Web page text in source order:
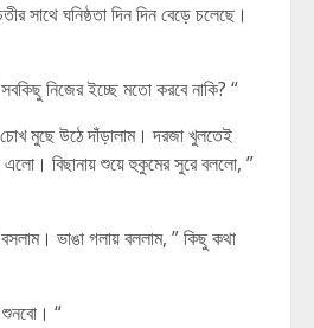
সাথে ঘনিষ্ঠতা দিন দিন বেড়ে চলেছে।
নিজের ইচ্ছে মতো করবে নাকি? “
মুছে উঠে দাঁড়ালাম। দরজা খুলতেই
বিছানায় শুয়ে হুকুমের সুরে বললো, ”
ভাঙা গলায় বললাম, ” কিছু কথা
শুনবো। “